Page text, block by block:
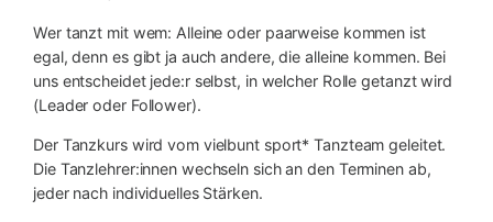
Wer tanzt mit wem: Alleine oder paarweise kommen ist
egal, denn es gibt ja auch andere, die alleine kommen. Bei
uns entscheidet jede:r selbst, in welcher Rolle getanzt wird
(Leader oder Follower).
Der Tanzkurs wird vom vielbunt sport* Tanzteam geleitet.
Die Tanzlehrer:innen wechseln sich an den Terminen ab,
jeder nach individuelles Stärken.